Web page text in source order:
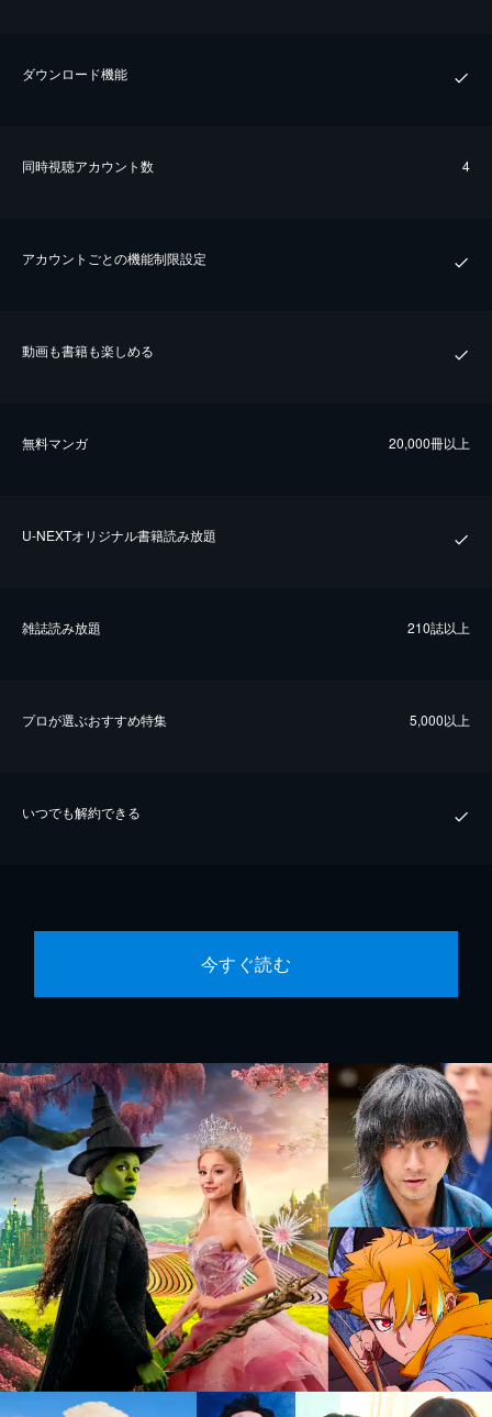
ダウンロード機能
同時視聴アカウント数 4
アカウントごとの機能制限設定
動画も書籍も楽しめる
無料マンガ 20,000冊以上
U-NEXTオリジナル書籍読み放題
雑誌読み放題 210誌以上
プロが選ぶおすすめ特集 5,000以上
いつでも解約できる
今すぐ読む